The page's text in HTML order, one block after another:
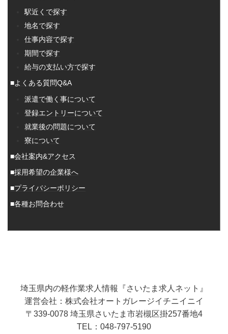
駅近くで探す
地名で探す
仕事内容で探す
期間で探す
給与の支払い方で探す
■よくある質問Q&A
派遣で働く事について
登録エントリーについて
就業後の問題について
寮について
■会社案内&アクセス
■採用希望の企業様へ
■プライバシーポリシー
■各種お問合わせ
埼玉県内の軽作業求人情報『さいたま求人ネット』
運営会社：株式会社オートガレージイチニイニイ
〒339-0078 埼玉県さいたま市岩槻区掛257番地4
TEL：048-797-5190